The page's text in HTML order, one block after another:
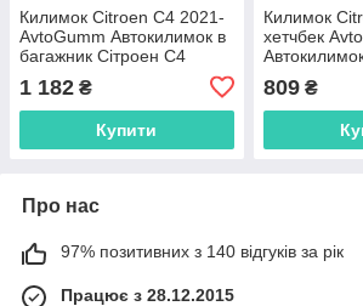
Килимок Citroen C4 2021-
AvtoGumm Автокилимок в
багажник Сітроен С4
1 182 ₴
Купити
Килимок
хетчбек
809₴
Про нас
97% позитивних з 140 відгуків за рік
Працює з 28.12.2015